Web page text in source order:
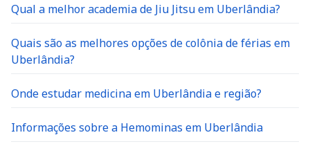
Qual a melhor academia de Jiu Jitsu em Uberlândia?
Quais são as melhores opções de colônia de férias em
Uberlândia?
Onde estudar medicina em Uberlândia e região?
Informações sobre a Hemominas em Uberlândia